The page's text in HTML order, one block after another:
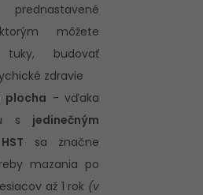
môžete
budovať
zdravie
plocha - vďaka
s jedinečným
sa značne
mazania po
až 1 rok (v